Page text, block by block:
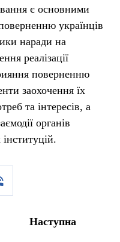
є основними
українців
наради на
реалізації
поверненню
заохочення їх
та інтересів, а
органів
Наступна